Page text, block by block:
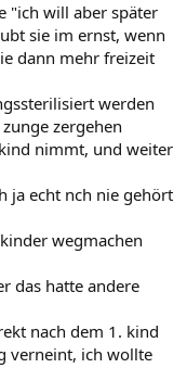
"ich will aber später
sie im ernst, wenn
dann mehr freizeit
werden
zergehen
nimmt, und weiter
ja echt nch nie gehört
wegmachen
das hatte andere
nach dem 1. kind
verneint, ich wollte